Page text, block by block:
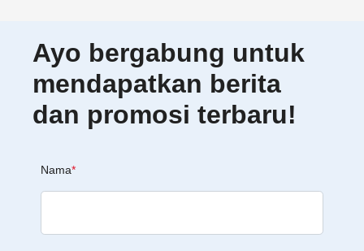
Ayo bergabung untuk
mendapatkan berita
dan promosi terbaru!
Nama*